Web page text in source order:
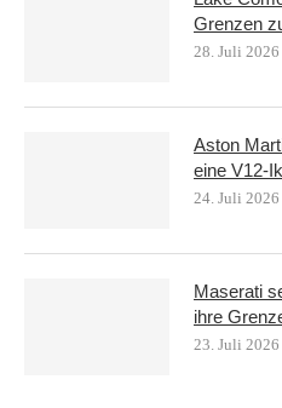
Grenzen
28. Juli 2026
Aston
eine V12-
24. Juli 2026
Maserati
ihre
23. Juli 2026